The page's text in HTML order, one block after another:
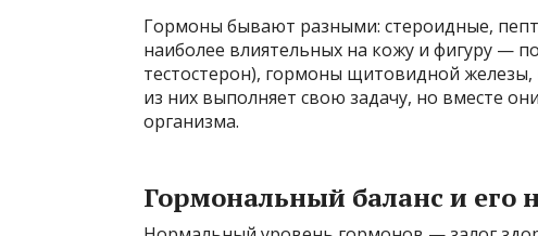
Гормоны бывают разными: стероидные,
наиболее влиятельных на кожу и фигуру —
тестостерон), гормоны щитовидной
из них выполняет свою задачу, но вместе
организма.
Гормональный баланс и его